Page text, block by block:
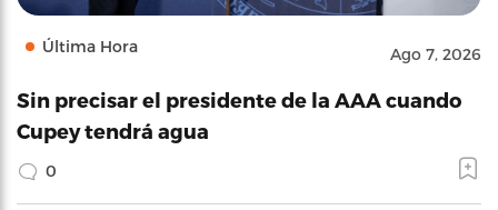
Última Hora Ago 7, 2026
Sin precisar el presidente de la AAA cuando
Cupey tendrá agua
0